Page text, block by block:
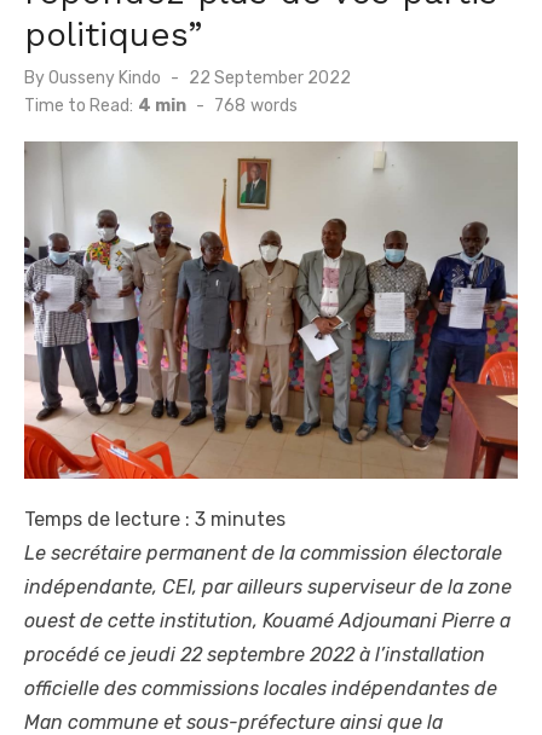
politiques”
ByOusseny Kindo
Posted
22 September 2022
Time to Read: 4 min - 768 words
Temps de lecture : 3 minutes
Le secrétaire permanent de la commission électorale
indépendante, CEI, par ailleurs superviseur de la zone
ouest de cette institution, Kouamé Adjoumani Pierre a
procédé ce jeudi 22 septembre 2022 à l’installation
officielle des commissions locales indépendantes de
Man commune et sous-préfecture ainsi que la